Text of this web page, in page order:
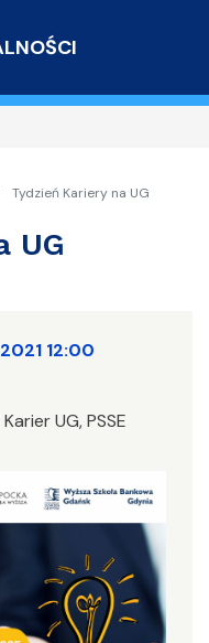
Tydzień Kariery na UG
UG
12:00
UG, PSSE